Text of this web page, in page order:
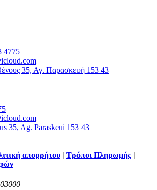
4775
35, Αγ. Παρασκευή 153 43
35, Ag. Paraskeui 153 43
απορρήτου Τρόποι Πληρωμής